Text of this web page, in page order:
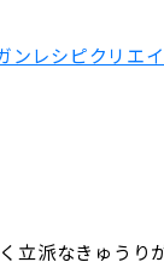
ンレシピクリエ
立派なきゅうり